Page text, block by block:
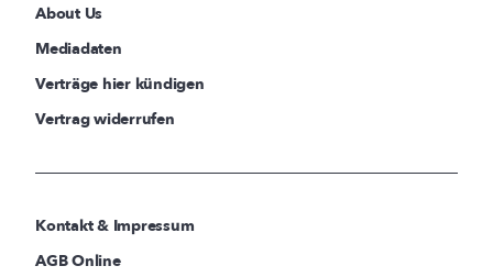
About Us
Mediadaten
Verträge hier kündigen
Vertrag widerrufen
Kontakt & Impressum
AGB Online